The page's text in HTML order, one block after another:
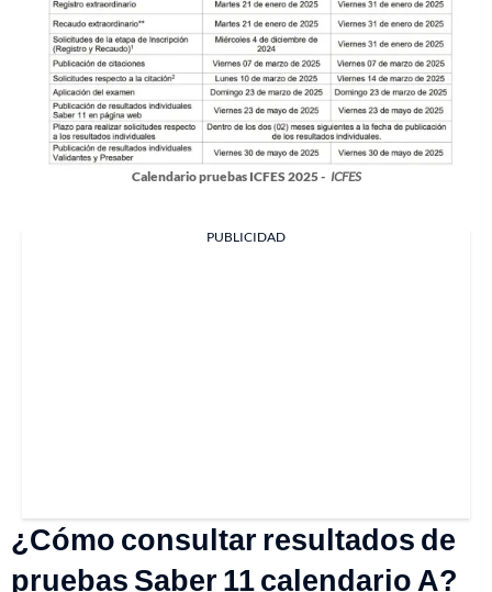
Calendario pruebas ICFES 2025 - ICFES
PUBLICIDAD
¿Cómo consultar resultados de
pruebas Saber 11 calendario A?